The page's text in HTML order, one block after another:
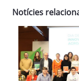
Notícies